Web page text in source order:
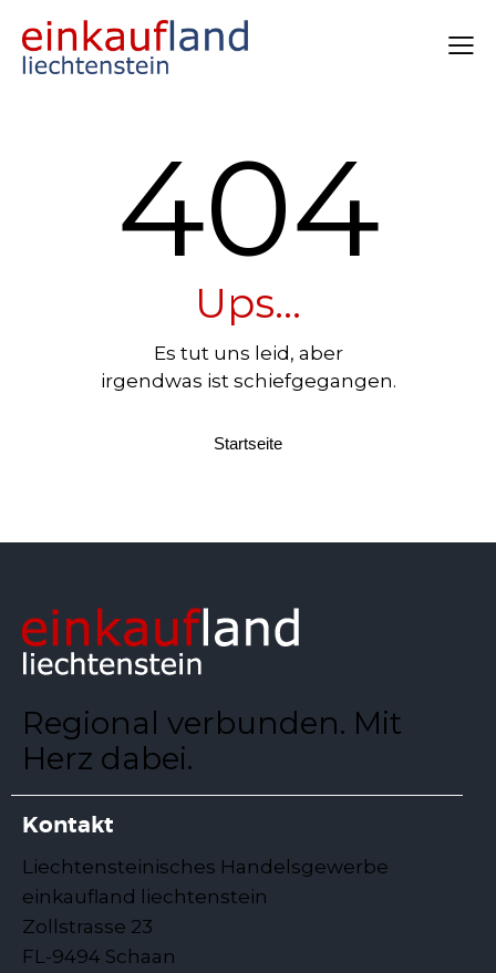
404
Ups...
Es tut uns leid, aber
irgendwas ist schiefgegangen.
Startseite
Regional verbunden. Mit
Herz dabei.
Kontakt
Liechtensteinisches Handelsgewerbe
einkaufland liechtenstein
Zollstrasse 23
FL-9494 Schaan